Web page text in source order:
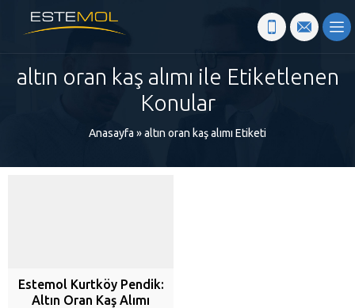
altın oran kaş alımı ile Etiketlenen
Konular
Anasayfa »altın oran kaş alımı Etiketi
Estemol Kurtköy Pendik:
Altın Oran Kaş Alımı